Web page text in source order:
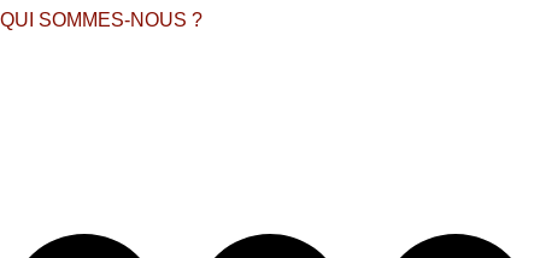
QUI SOMMES-NOUS ?